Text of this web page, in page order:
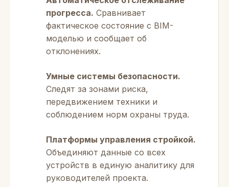
прогресса. Сравнивает
фактическое состояние с BIM-
моделью и сообщает об
отклонениях.
Умные системы безопасности.
Следят за зонами риска,
передвижением техники и
соблюдением норм охраны труда.
Платформы управления стройкой.
Объединяют данные со всех
устройств в единую аналитику для
руководителей проекта.